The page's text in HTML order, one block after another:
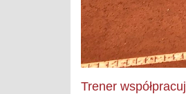
Trener